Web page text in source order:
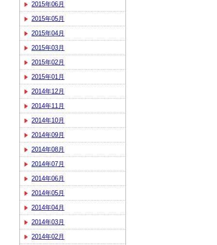
2015年06月
2015年05月
2015年04月
2015年03月
2015年02月
2015年01月
2014年12月
2014年11月
2014年10月
2014年09月
2014年08月
2014年07月
2014年06月
2014年05月
2014年04月
2014年03月
2014年02月